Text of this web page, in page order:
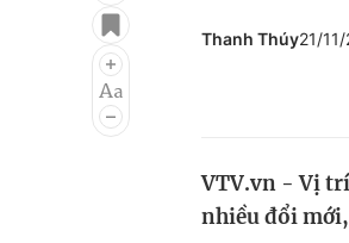
Điện ảnh
Âm nhạc
Thanh Thúy21/
VTV.vn - Vị
nhiều đổi